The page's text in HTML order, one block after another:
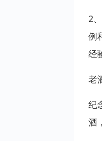
2
例
经
老
纪
酒